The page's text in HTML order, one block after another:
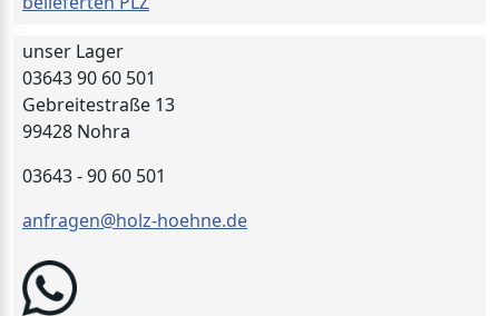
unser Lager
03643 90 60 501
Gebreitestraße 13
99428 Nohra
03643 - 90 60 501
anfragen@holz-hoehne.de